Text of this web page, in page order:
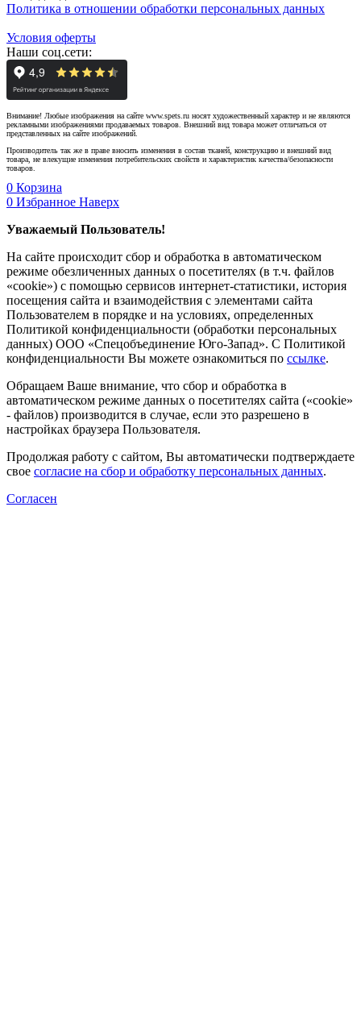
Политика в отношении обработки персональных данных
Условия оферты
Наши соц.сети:
Внимание! Любые изображения на сайте www.spets.ru носят художественный характер и не являются
рекламными изображениями продаваемых товаров. Внешний вид товара может отличаться от
представленных на сайте изображений.
Производитель так же в праве вносить изменения в состав тканей, конструкцию и внешний вид
товара, не влекущие изменения потребительских свойств и характеристик качества/безопасности
товаров.
0 Корзина
0 Избранное Наверх
Уважаемый Пользователь!
На сайте происходит сбор и обработка в автоматическом
режиме обезличенных данных о посетителях (в т.ч. файлов
«cookie») с помощью сервисов интернет-статистики, история
посещения сайта и взаимодействия с элементами сайта
Пользователем в порядке и на условиях, определенных
Политикой конфиденциальности (обработки персональных
данных) ООО «Спецобъединение Юго-Запад». С Политикой
конфиденциальности Вы можете ознакомиться по ссылке.
Обращаем Ваше внимание, что сбор и обработка в
автоматическом режиме данных о посетителях сайта («cookie»
- файлов) производится в случае, если это разрешено в
настройках браузера Пользователя.
Продолжая работу с сайтом, Вы автоматически подтверждаете
свое согласие на сбор и обработку персональных данных.
Согласен